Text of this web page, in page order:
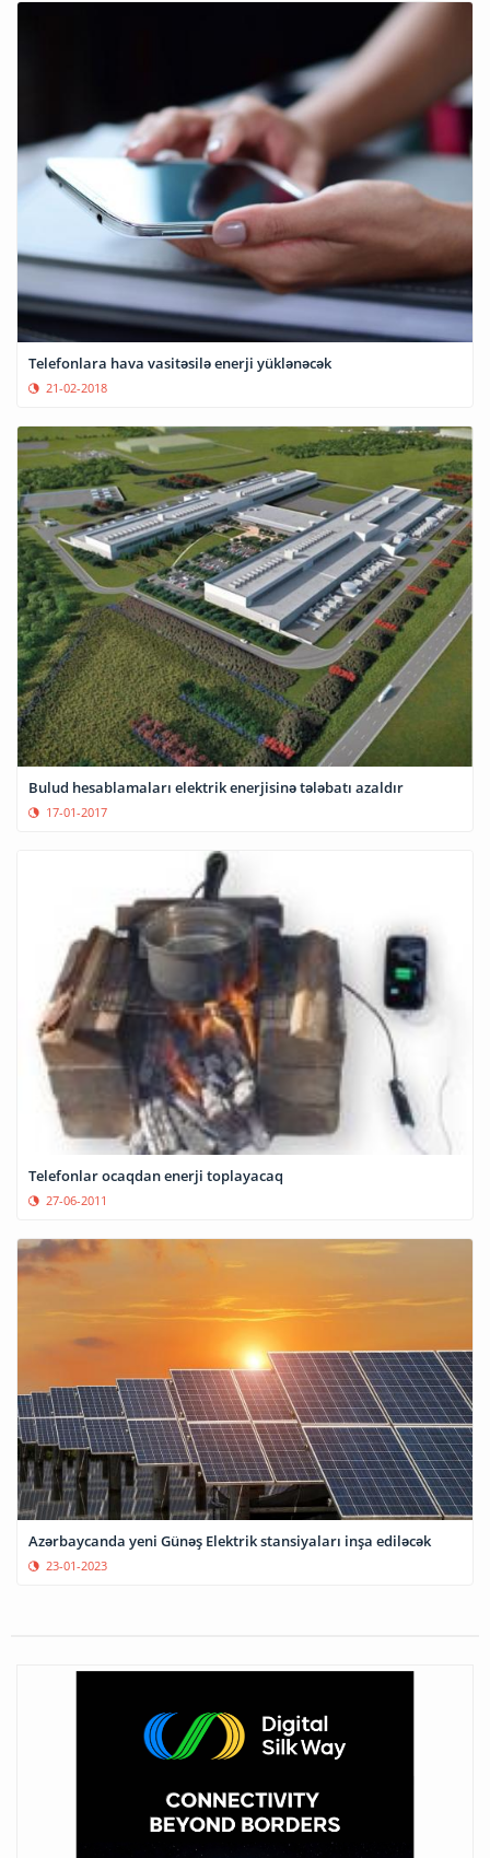
Telefonlara hava vasitəsilə enerji yüklənəcək
21-02-2018
Bulud hesablamaları elektrik enerjisinə tələbatı azaldır
17-01-2017
Telefonlar ocaqdan enerji toplayacaq
27-06-2011
Azərbaycanda yeni Günəş Elektrik stansiyaları inşa ediləcək
23-01-2023